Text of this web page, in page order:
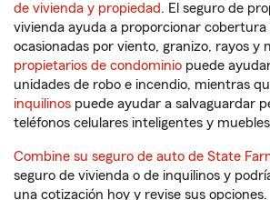
de vivienda y propiedad. El seguro de
vivienda ayuda a proporcionar cobertura
ocasionadas por viento, granizo, rayos y
propietarios de condominio puede
unidades de robo e incendio, mientras
inquilinos puede ayudar a salvaguardar
teléfonos celulares inteligentes y
Combine su seguro de auto de State
seguro de vivienda o de inquilinos y
una cotización hoy y revise sus opciones.